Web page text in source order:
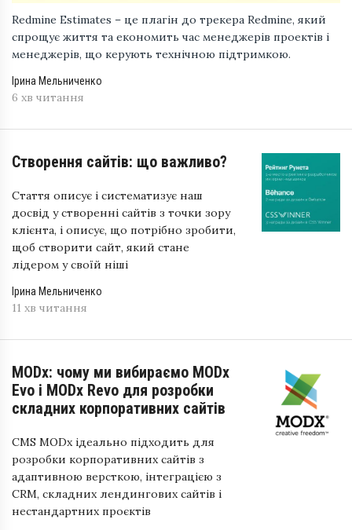
Redmine Estimates – це плагін до трекера Redmine, який
спрощує життя та економить час менеджерів проектів і
менеджерів, що керують технічною підтримкою.
Ірина Мельниченко
6 хв читання
Створення сайтів: що важливо?
Стаття описує і систематизує наш
досвід у створенні сайтів з точки зору
клієнта, і описує, що потрібно зробити,
щоб створити сайт, який стане
лідером у своїй ніші
Ірина Мельниченко
11 хв читання
MODx: чому ми вибираємо MODx
Evo і MODx Revo для розробки
складних корпоративних сайтів
CMS MODx ідеально підходить для
розробки корпоративних сайтів з
адаптивною версткою, інтеграцією з
CRM, складних лендингових сайтів і
нестандартних проєктів